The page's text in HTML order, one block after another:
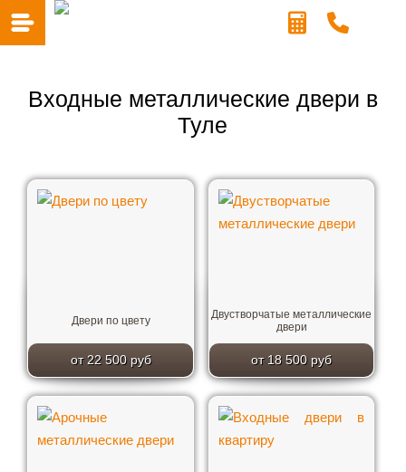
Входные металлические двери в
Туле
Двери по цвету
от 22 500 руб
Двустворчатые металлические
двери
от 18 500 руб